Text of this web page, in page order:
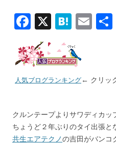
F
ac
e
b
o
k
X H
e
n
a
E
人気ブログランキング← クリッ
クルンテープよりサワディカッ
ちょうど２年ぶりのタイ出張と
共生エアテクノの吉田がバンコ